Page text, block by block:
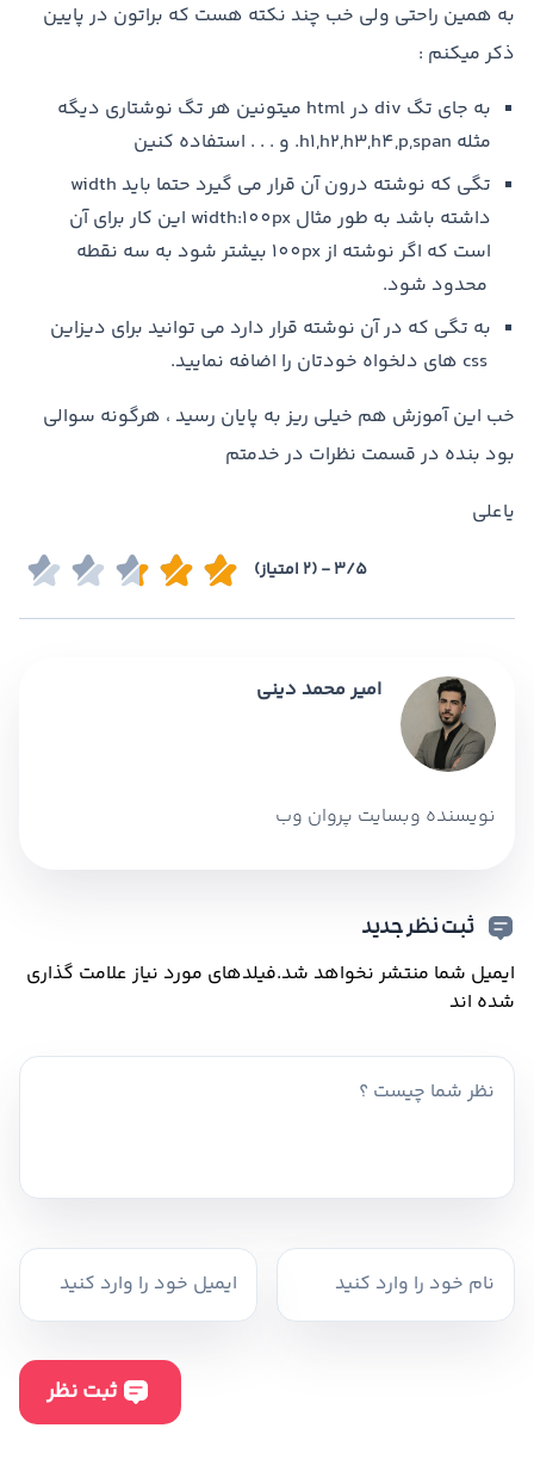
به همین راحتی ولی خب چند نکته هست که براتون در پایین
ذکر میکنم :
به جای تگ div در html میتونین هر تگ نوشتاری دیگه
مثله h1,h2,h3,h4,p,span. و . . . استفاده کنین
تگی که نوشته درون آن قرار می گیرد حتما باید width
داشته باشد به طور مثال width:100px این کار برای آن
است که اگر نوشته از 100px بیشتر شود به سه نقطه
محدود شود.
به تگی که در آن نوشته قرار دارد می توانید برای دیزاین
خب این آموزش هم خیلی ریز به پایان رسید ، هرگونه سوالی
بود بنده در قسمت نظرات در خدمتم
یاعلی
3/5 - (2 امتیاز)
امیر محمد دینی
نویسنده وبسایت پروان وب
ثبت نظر جدید
ایمیل شما منتشر نخواهد شد.فیلدهای مورد نیاز علامت گذاری
شده اند